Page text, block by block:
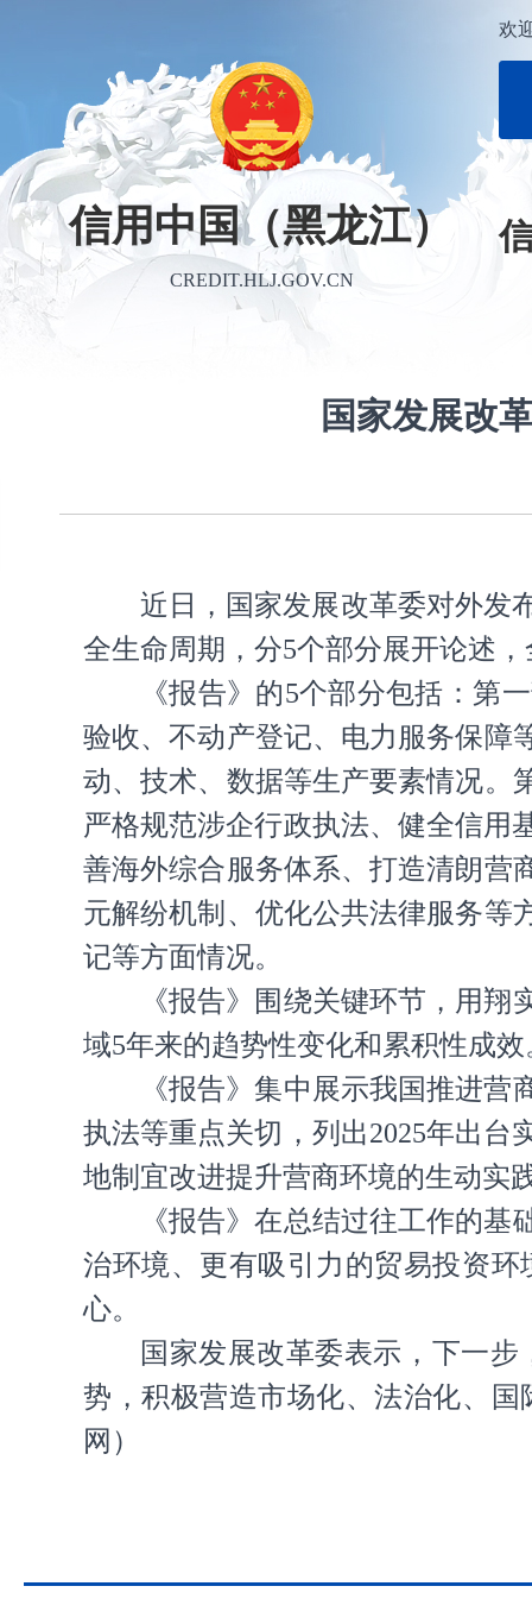
信用中国（黑龙江）
CREDIT.HLJ.GOV.CN
欢
国家发展改
近日，国家发展改革委对外发
全生命周期，分5个部分展开论述
《报告》的5个部分包括：第
验收、不动产登记、电力服务保障
动、技术、数据等生产要素情况。
严格规范涉企行政执法、健全信用
善海外综合服务体系、打造清朗营
元解纷机制、优化公共法律服务等
记等方面情况。
《报告》围绕关键环节，用
域5年来的趋势性变化和累积性成效
《报告》集中展示我国推进
执法等重点关切，列出2025年出台
地制宜改进提升营商环境的生动实
《报告》在总结过往工作的
治环境、更有吸引力的贸易投资
心。
国家发展改革委表示，下一
势，积极营造市场化、法治化、
网 ）